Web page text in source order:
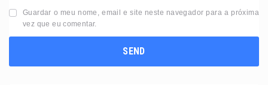
Guardar o meu nome, email e site neste navegador para a próxima
vez que eu comentar.